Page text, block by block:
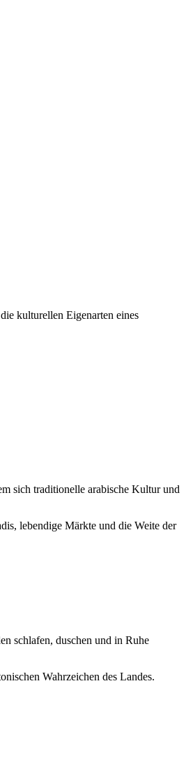
kulturellen Eigenarten eines
sich traditionelle arabische Kultur und
lebendige Märkte und die Weite der
schlafen, duschen und in Ruhe
Wahrzeichen des Landes.